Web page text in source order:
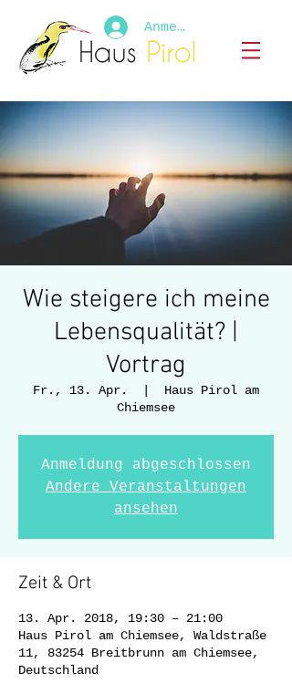
Anmelden
Wie steigere ich meine
Lebensqualität? |
Vortrag
Fr., 13. Apr.
Haus Pirol am
Chiemsee
Anmeldung abgeschlossen
Andere Veranstaltungen
ansehen
Zeit & Ort
13. Apr. 2018, 19:30 – 21:00
Haus Pirol am Chiemsee, Waldstraße
11, 83254 Breitbrunn am Chiemsee,
Deutschland